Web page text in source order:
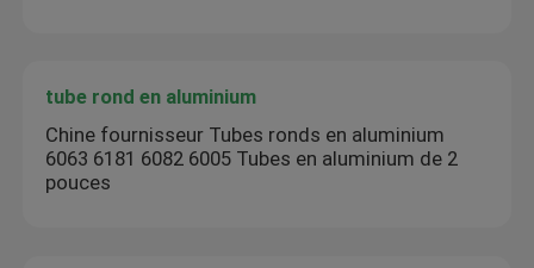
tube rond en aluminium
Chine fournisseur Tubes ronds en aluminium
6063 6181 6082 6005 Tubes en aluminium de 2
pouces